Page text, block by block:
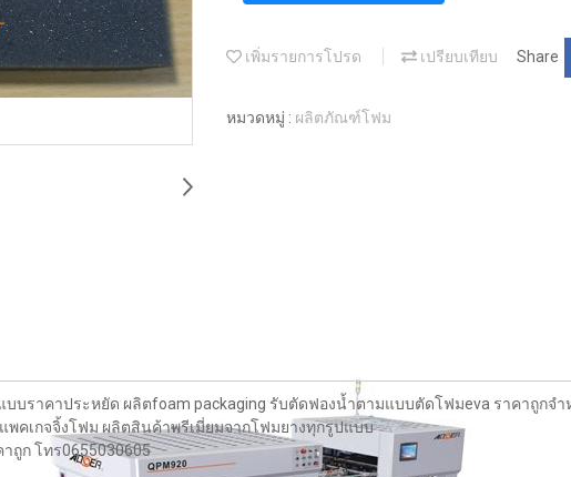
เพิ่มรายการโปรด เปรียบเทียบ Share
หมวดหมู่ : ผลิตภัณฑ์โฟม
บราคาประหยัด ผลิตfoam packaging รับตัดฟองน้ำตามแบบตัดโฟมeva ราคาถูก
เกจจิ้งโฟม ผลิตสินค้าพรีเมี่ยมจากโฟมยางทุกรูปแบบ
ถูก โทร0655030605